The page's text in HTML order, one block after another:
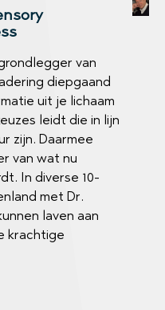
van
diepgaand
uit je lichaam
leidt die in lijn
zijn. Daarmee
van wat nu
In diverse 10-
met Dr.
laven aan
krachtige